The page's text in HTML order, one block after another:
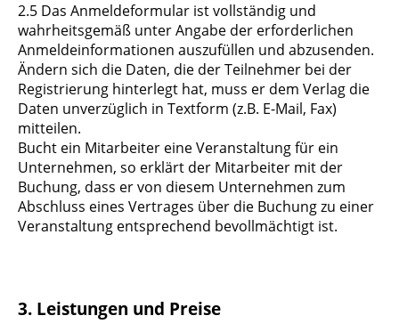
2.5 Das Anmeldeformular ist vollständig und
wahrheitsgemäß unter Angabe der erforderlichen
Anmeldeinformationen auszufüllen und abzusenden.
Ändern sich die Daten, die der Teilnehmer bei der
Registrierung hinterlegt hat, muss er dem Verlag die
Daten unverzüglich in Textform (z.B. E-Mail, Fax)
mitteilen.
Bucht ein Mitarbeiter eine Veranstaltung für ein
Unternehmen, so erklärt der Mitarbeiter mit der
Buchung, dass er von diesem Unternehmen zum
Abschluss eines Vertrages über die Buchung zu einer
Veranstaltung entsprechend bevollmächtigt ist.
3. Leistungen und Preise